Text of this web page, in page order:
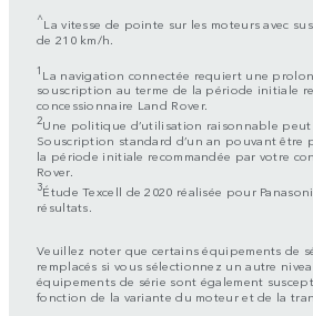
^La vitesse de pointe sur les moteurs avec
de 210 km/h.
1 La navigation connectée requiert une
souscription au terme de la période initiale
concessionnaire Land Rover.
2Une politique d’utilisation raisonnable peut
Souscription standard d’un an pouvant être
la période initiale recommandée par votre
Rover.
3Étude Texcell de 2020 réalisée pour
résultats.
Veuillez noter que certains équipements de
remplacés si vous sélectionnez un autre
équipements de série sont également
fonction de la variante du moteur et de la